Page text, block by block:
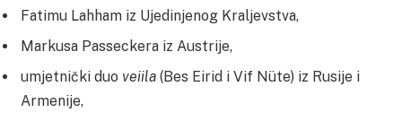
Fatimu Lahham iz Ujedinjenog Kraljevstva,
Markusa Passeckera iz Austrije,
umjetnički duo veiila (Bes Eirid i Vif Nüte) iz Rusije i
Armenije,